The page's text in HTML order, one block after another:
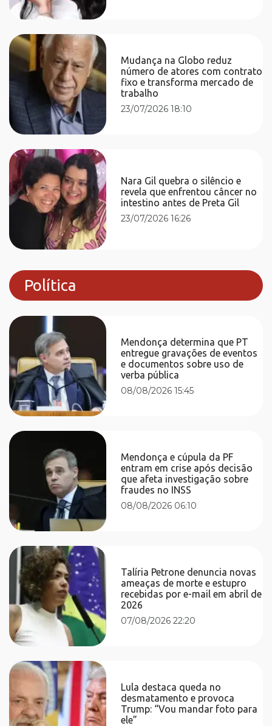
Mudança na Globo reduz
número de atores com contrato
fixo e transforma mercado de
trabalho
23/07/2026 18:10
Nara Gil quebra o silêncio e
revela que enfrentou câncer no
intestino antes de Preta Gil
23/07/2026 16:26
Política
Mendonça determina que PT
entregue gravações de eventos
e documentos sobre uso de
verba pública
08/08/2026 15:45
Mendonça e cúpula da PF
entram em crise após decisão
que afeta investigação sobre
fraudes no INSS
08/08/2026 06:10
Talíria Petrone denuncia novas
ameaças de morte e estupro
recebidas por e-mail em abril de
2026
07/08/2026 22:20
Lula destaca queda no
desmatamento e provoca
Trump: “Vou mandar foto para
ele”